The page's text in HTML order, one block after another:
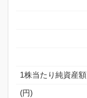
1株当たり純資産額
(円)